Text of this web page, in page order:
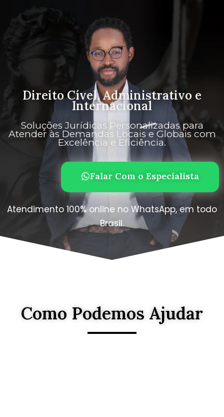
Direito Cível, Administrativo e
Internacional
Soluções Jurídicas Personalizadas para
Atender às Demandas Locais e Globais com
Excelência e Eficiência.
Falar Com o Especialista
Atendimento 100% online no WhatsApp, em todo
Brasil.
Como Podemos Ajudar